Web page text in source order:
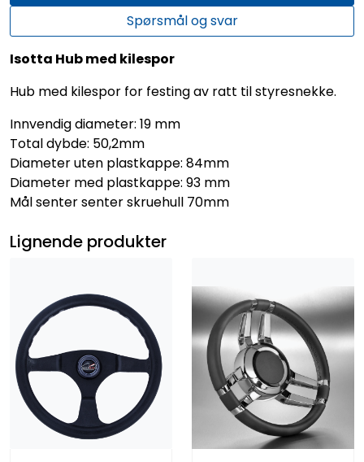
Spørsmål og svar
Isotta Hub med kilespor
Hub med kilespor for festing av ratt til styresnekke.
Innvendig diameter: 19 mm
Total dybde: 50,2mm
Diameter uten plastkappe: 84mm
Diameter med plastkappe: 93 mm
Mål senter senter skruehull 70mm
Lignende produkter